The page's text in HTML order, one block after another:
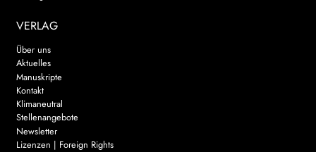
VERLAG
Über uns
Aktuelles
Manuskripte
Kontakt
Klimaneutral
Stellenangebote
Newsletter
Lizenzen | Foreign Rights